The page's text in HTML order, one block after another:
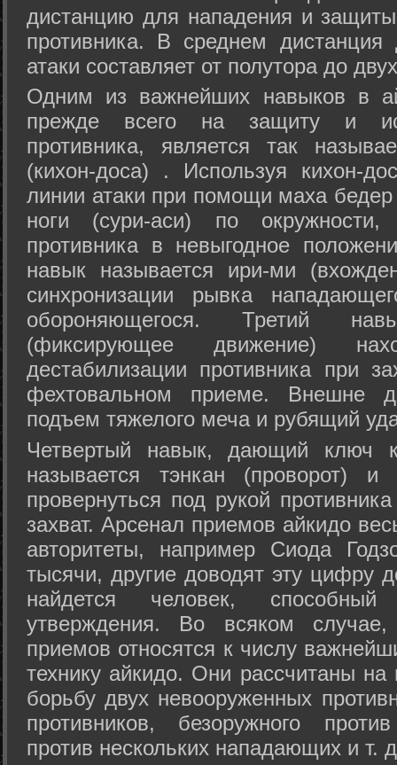
дистанцию для нападения и
противника. В среднем
атаки составляет от полутора до
Одним из важнейших навыков в
прежде всего на защиту и
противника, является так
(кихон-доса) . Используя кихон-
линии атаки при помощи маха
ноги (сури-аси) по
противника в невыгодное
навык называется ири-ми
синхронизации рывка
обороняющегося. Третий
(фиксирующее движение)
дестабилизации противника при
фехтовальном приеме. Внешне
подъем тяжелого меча и рубящий
Четвертый навык, дающий ключ
называется тэнкан (проворот)
провернуться под рукой
захват. Арсенал приемов айкидо
авторитеты, например Сиода
тысячи, другие доводят эту цифру
найдется человек,
утверждения. Во всяком
приемов относятся к числу
технику айкидо. Они рассчитаны
борьбу двух невооруженных
противников, безоружного
против нескольких нападающих и т.